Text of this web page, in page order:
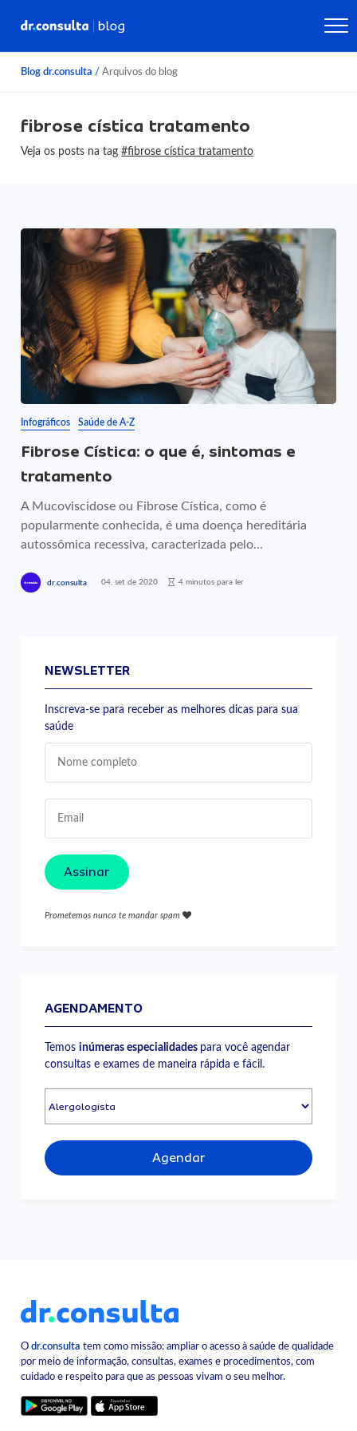
Blog dr.consulta / Arquivos do blog
fibrose cística tratamento
Veja os posts na tag#fibrose cística tratamento
Infográficos Saúde de A-Z
Fibrose Cística: o que é, sintomas e
tratamento
A Mucoviscidose ou Fibrose Cística, como é
popularmente conhecida, é uma doença hereditária
autossômica recessiva, caracterizada pelo...
dr.consulta 04, set de 2020 4 minutos para ler
NEWSLETTER
Inscreva-se para receber as melhores dicas para sua
saúde
Assinar
Prometemos nunca te mandar spam
AGENDAMENTO
Temosinúmeras especialidades para você agendar
consultas e exames de maneira rápida e fácil.
Agendar
Odr.consulta tem como missão: ampliar o acesso à saúde de qualidade
por meio de informação, consultas, exames e procedimentos, com
cuidado e respeito para que as pessoas vivam o seu melhor.